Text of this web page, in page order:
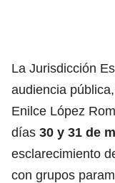
La Jurisdicción
audiencia
Enilce López
días 30 y 31 de
esclarecimiento
con grupos